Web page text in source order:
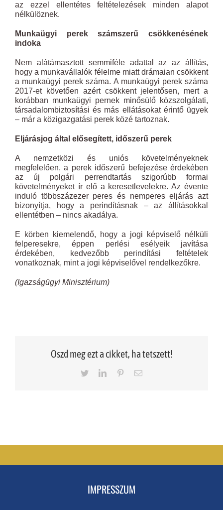
az ezzel ellentétes feltételezések minden alapot
nélkülöznek.
Munkaügyi perek számszerű csökkenésének
indoka
Nem alátámasztott semmiféle adattal az az állítás,
hogy a munkavállalók félelme miatt drámaian csökkent
a munkaügyi perek száma. A munkaügyi perek száma
2017-et követően azért csökkent jelentősen, mert a
korábban munkaügyi pernek minősülő közszolgálati,
társadalombiztosítási és más ellátásokat érintő ügyek
– már a közigazgatási perek közé tartoznak.
Eljárásjog által elősegített, időszerű perek
A nemzetközi és uniós követelményeknek
megfelelően, a perek időszerű befejezése érdekében
az új polgári perrendtartás szigorúbb formai
követelményeket ír elő a keresetlevelekre. Az évente
induló többszázezer peres és nemperes eljárás azt
bizonyítja, hogy a perindításnak – az állításokkal
ellentétben – nincs akadálya.
E körben kiemelendő, hogy a jogi képviselő nélküli
felperesekre, éppen perlési esélyeik javítása
érdekében, kedvezőbb perindítási feltételek
vonatkoznak, mint a jogi képviselővel rendelkezőkre.
(Igazságügyi Minisztérium)
Oszd meg ezt a cikket, ha tetszett!
TwitterLinkedInPinterestEmail
IMPRESSZUM